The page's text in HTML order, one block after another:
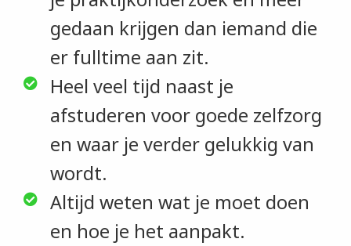
gedaan krijgen dan iemand die
er fulltime aan zit.
Heel veel tijd naast je
afstuderen voor goede zelfzorg
en waar je verder gelukkig van
wordt.
Altijd weten wat je moet doen
en hoe je het aanpakt.